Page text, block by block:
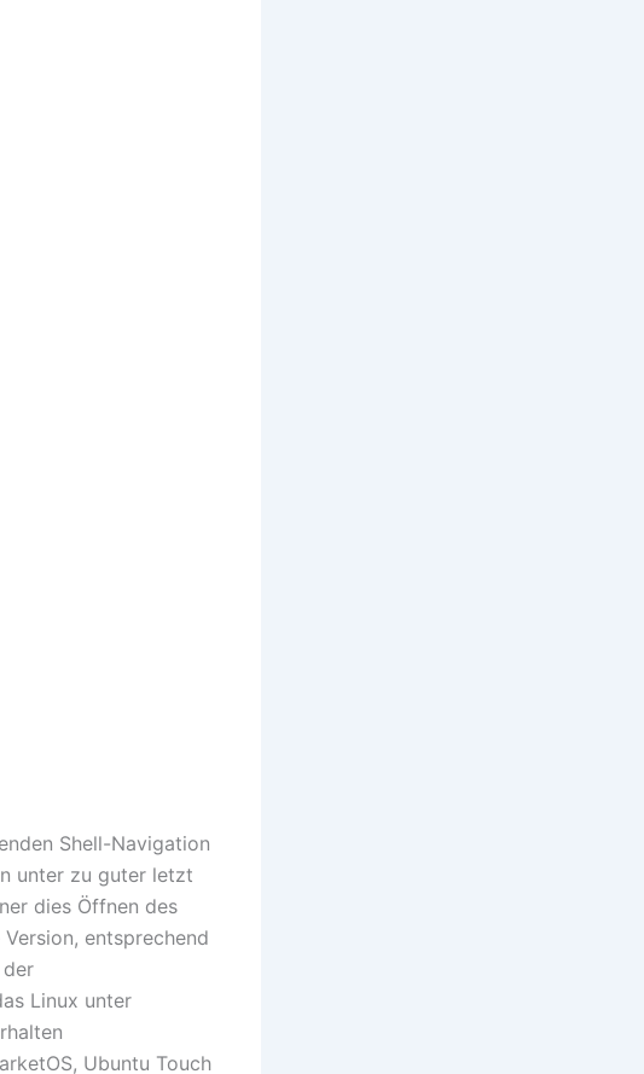
Shell-Navigation
unter zu guter letzt
dies Öffnen des
entsprechend
Linux unter
Ubuntu Touch